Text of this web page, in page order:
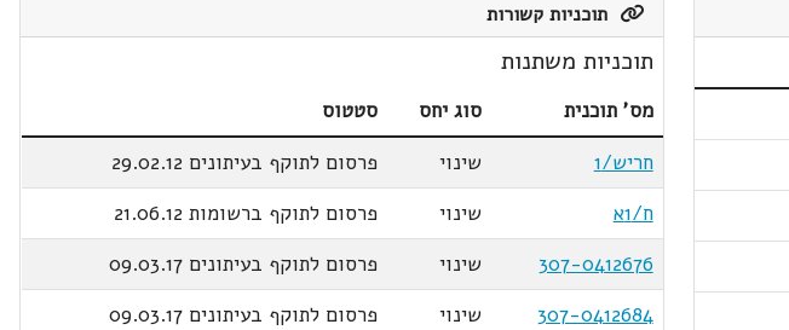
תוכניות קשורות
תוכניות משתנות
מס' תוכנית סוג יחס
סטטוס
חריש/1
שינוי
פרסום לתוקף בעיתונים 29.02.12
ח/1א
שינוי
פרסום לתוקף ברשומות 21.06.12
307-0412676
שינוי
פרסום לתוקף בעיתונים 09.03.17
307-0412684
שינוי פרסום לתוקף בעיתונים 09.03.17